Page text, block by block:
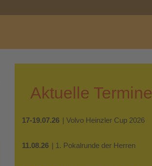
Aktuelle Termine
17-19.07.26 | Volvo Heinzler Cup 2026
11.08.26 | 1. Pokalrunde der Herren